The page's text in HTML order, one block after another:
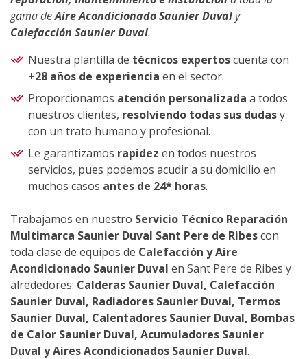
gama deAire Acondicionado Saunier Duvaly
Calefacción Saunier Duval.
Nuestra plantilla de técnicos expertoscuenta con
+28 años de experiencia en el sector.
Proporcionamos atención personalizada a todos
nuestros clientes, resolviendo todas sus dudasy
con un trato humano y profesional.
Le garantizamos rapidez en todos nuestros
servicios, pues podemos acudir a su domicilio en
muchos casos antes de 24* horas.
Trabajamos en nuestro Servicio Técnico Reparación
Multimarca Saunier Duval Sant Pere de Ribescon
toda clase de equipos de Calefacción y Aire
Acondicionado Saunier Duval en Sant Pere de Ribes y
alrededores: Calderas Saunier Duval, Calefacción
Saunier Duval, Radiadores Saunier Duval, Termos
Saunier Duval, Calentadores Saunier Duval, Bombas
de Calor Saunier Duval, Acumuladores Saunier
Duval y Aires Acondicionados Saunier Duval.